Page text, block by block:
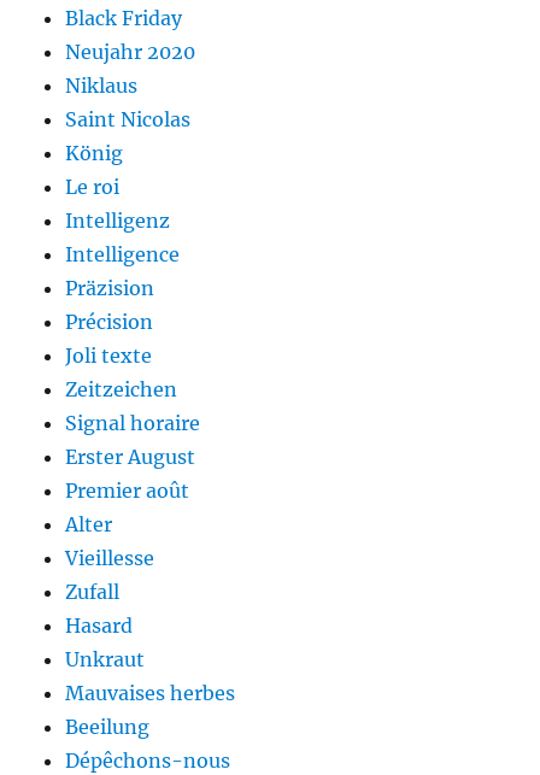
Black Friday
Neujahr 2020
Niklaus
Saint Nicolas
König
Le roi
Intelligenz
Intelligence
Präzision
Précision
Joli texte
Zeitzeichen
Signal horaire
Erster August
Premier août
Alter
Vieillesse
Zufall
Hasard
Unkraut
Mauvaises herbes
Beeilung
Dépêchons-nous